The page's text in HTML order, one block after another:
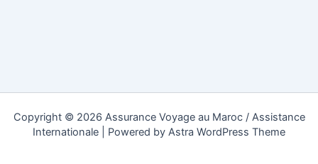
Copyright © 2026 Assurance Voyage au Maroc / Assistance
Internationale | Powered by Astra WordPress Theme